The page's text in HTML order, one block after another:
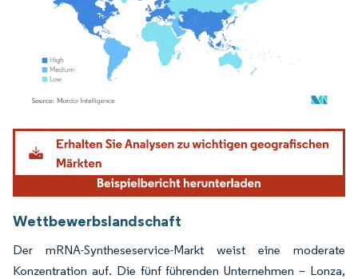
Bild © Mordor Intelligence. Wiederverwendung erfordert Namensnennung gemäß
Wettbewerbslandschaft
Der mRNA-Syntheseservice-Markt weist eine moderate
Konzentration auf. Die fünf führenden Unternehmen – Lonza,